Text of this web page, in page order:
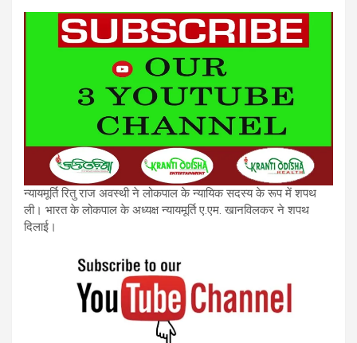
न्यायमूर्ति रितु राज अवस्थी ने लोकपाल के न्यायिक सदस्य के रूप में शपथ
ली। भारत के लोकपाल के अध्यक्ष न्यायमूर्ति ए.एम. खानविलकर ने शपथ
दिलाई।